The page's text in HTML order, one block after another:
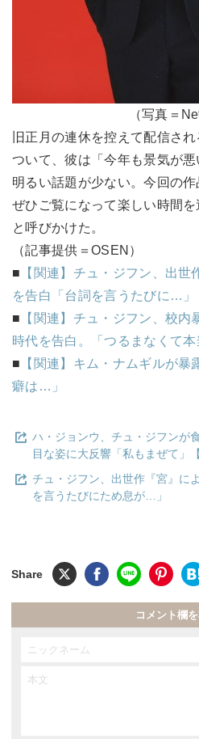
（写真＝
旧正月の連休を控えて配信さ
ついて、彼は「今年も景気が
明るい話題が少ない。今回の作
ぜひご覧になって楽しい時間を
と呼びかけた。
（記事提供＝OSEN）
■ 【関連】チュ・ジフン、出
を告白「台詞を言うたびに…」
■ 【関連】チュ・ジフン、校
時代を告白。「つるまなくて本
■ 【関連】キム・ナムギルが
癖は…」
ハ・ジョンウ、チュ・ジフンが
目な姿に大反響「私もまぜて」
チュ・ジフン、出世作『宮』に
を言うたびにため息が…」
コメント欄